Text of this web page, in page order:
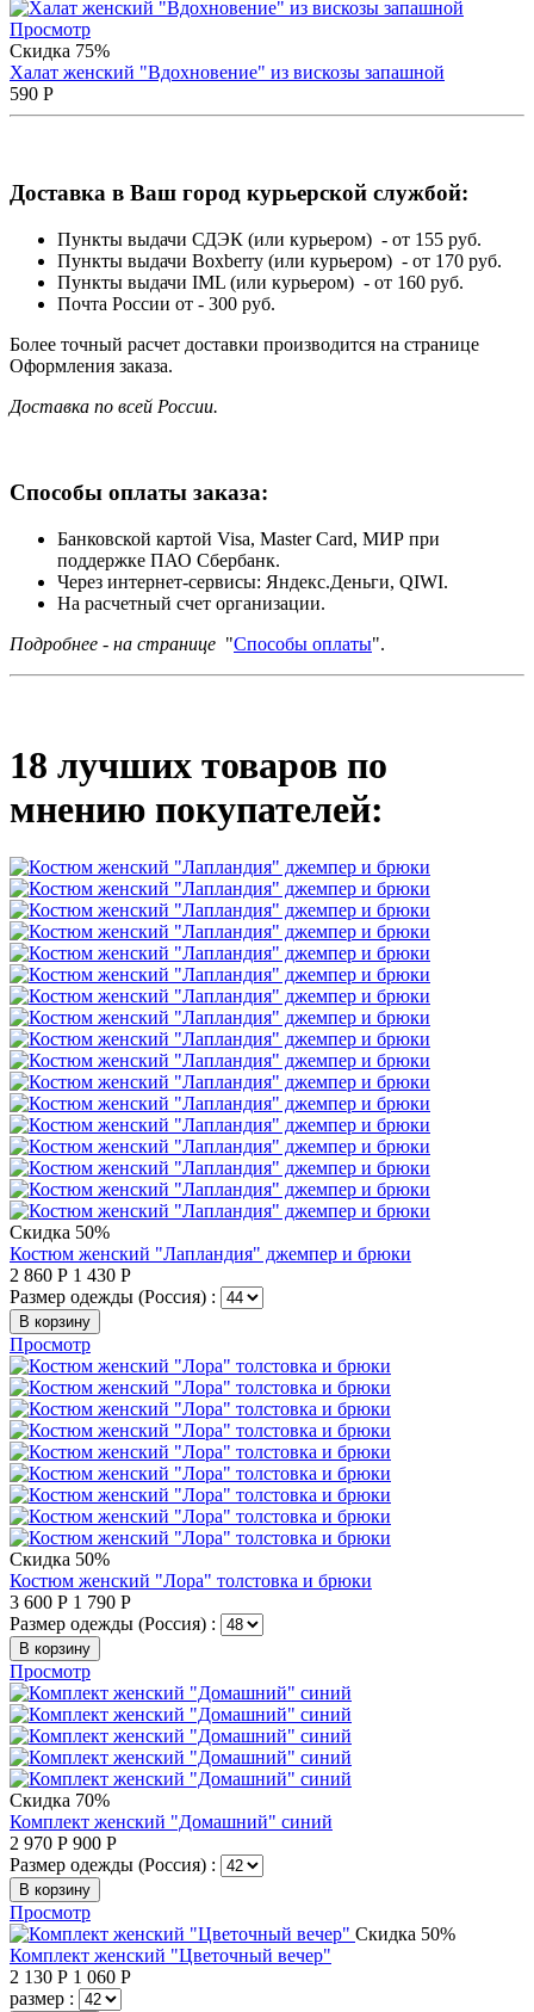
Просмотр
Скидка 75%
Халат женский "Вдохновение" из вискозы запашной
590 Р
Доставка в Ваш город курьерской службой:
Пункты выдачи СДЭК (или курьером) - от 155 руб.
Пункты выдачи Boxberry (или курьером) - от 170 руб.
Пункты выдачи IML (или курьером) - от 160 руб.
Почта России от - 300 руб.
Более точный расчет доставки производится на странице
Оформления заказа.
Доставка по всей России.
Способы оплаты заказа:
Банковской картой Visa, Master Card, МИР при
поддержке ПАО Сбербанк.
Через интернет-сервисы: Яндекс.Деньги, QIWI.
На расчетный счет организации.
Подробнее - на странице "Способы оплаты".
18 лучших товаров по
мнению покупателей:
Скидка 50%
Костюм женский "Лапландия" джемпер и брюки
2 860 Р 1 430 Р
Размер одежды (Россия) :
В корзину
Просмотр
Скидка 50%
Костюм женский "Лора" толстовка и брюки
3 600 Р 1 790 Р
Размер одежды (Россия) :
В корзину
Просмотр
Скидка 70%
Комплект женский "Домашний" синий
2 970 Р 900 Р
Размер одежды (Россия) :
В корзину
Просмотр
Скидка 50%
Комплект женский "Цветочный вечер"
2 130 Р 1 060 Р
размер :